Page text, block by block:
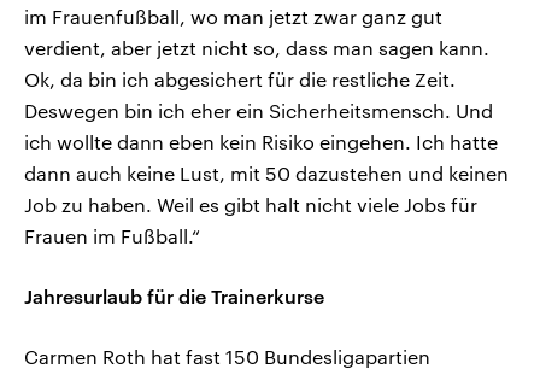
im Frauenfußball, wo man jetzt zwar ganz gut
verdient, aber jetzt nicht so, dass man sagen kann.
Ok, da bin ich abgesichert für die restliche Zeit.
Deswegen bin ich eher ein Sicherheitsmensch. Und
ich wollte dann eben kein Risiko eingehen. Ich hatte
dann auch keine Lust, mit 50 dazustehen und keinen
Job zu haben. Weil es gibt halt nicht viele Jobs für
Frauen im Fußball.“
Jahresurlaub für die Trainerkurse
Carmen Roth hat fast 150 Bundesligapartien